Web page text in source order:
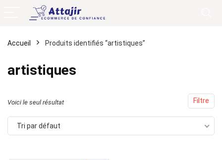
Accueil Produits identifiés “artistiques”
artistiques
Filtre
Voici le seul résultat
Tri par défaut